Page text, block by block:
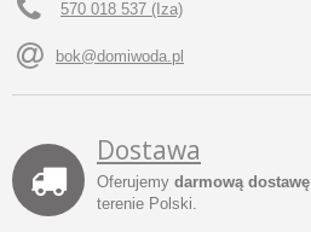
570 018 537 (Iza)
bok@domiwoda.pl
Dostawa
Oferujemy darmową dostawę
terenie Polski.